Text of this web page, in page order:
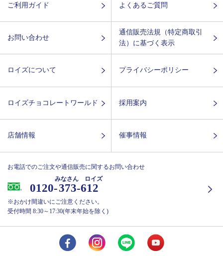
ご利用ガイド よくあるご質問
お問い合わせ
通信販売法規（特定商取引
法）に基づく表示
ロイズについて プライバシーポリシー
ロイズチョコレートワールド 採用案内
店舗情報 催事情報
お電話でのご注文や通信販売に関するお問い合わせ
0120-373-612
みなさん ロイズ
※おかけ間違いにご注意ください。
受付時間 8:30～17:30(年末年始を除く)